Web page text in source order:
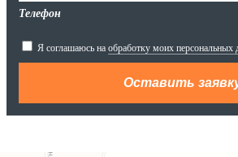
Телефон
Я соглашаюсь на обработку моих персональных